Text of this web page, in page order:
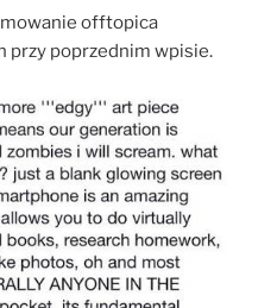
offtopica
przy poprzednim wpisie.